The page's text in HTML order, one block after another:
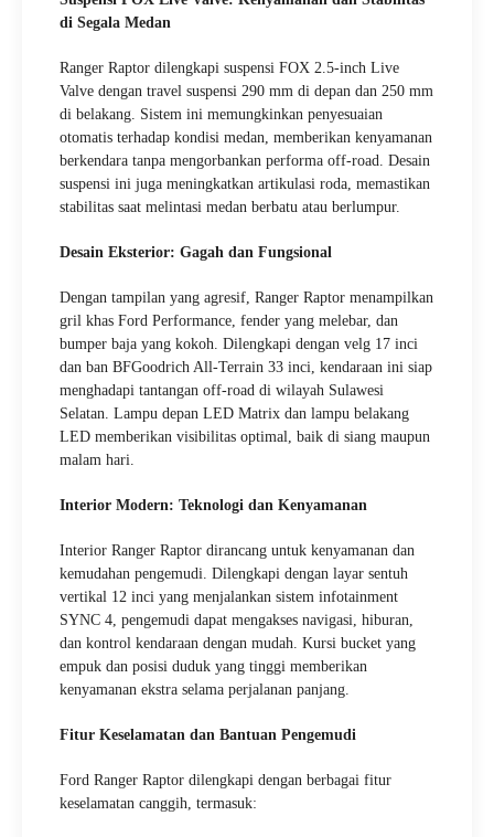
di Segala Medan
Ranger Raptor dilengkapi suspensi FOX 2.5-inch Live
Valve dengan travel suspensi 290 mm di depan dan 250 mm
di belakang. Sistem ini memungkinkan penyesuaian
otomatis terhadap kondisi medan, memberikan kenyamanan
berkendara tanpa mengorbankan performa off-road. Desain
suspensi ini juga meningkatkan artikulasi roda, memastikan
stabilitas saat melintasi medan berbatu atau berlumpur.
Desain Eksterior: Gagah dan Fungsional
Dengan tampilan yang agresif, Ranger Raptor menampilkan
gril khas Ford Performance, fender yang melebar, dan
bumper baja yang kokoh. Dilengkapi dengan velg 17 inci
dan ban BFGoodrich All-Terrain 33 inci, kendaraan ini siap
menghadapi tantangan off-road di wilayah Sulawesi
Selatan. Lampu depan LED Matrix dan lampu belakang
LED memberikan visibilitas optimal, baik di siang maupun
malam hari.
Interior Modern: Teknologi dan Kenyamanan
Interior Ranger Raptor dirancang untuk kenyamanan dan
kemudahan pengemudi. Dilengkapi dengan layar sentuh
vertikal 12 inci yang menjalankan sistem infotainment
SYNC 4, pengemudi dapat mengakses navigasi, hiburan,
dan kontrol kendaraan dengan mudah. Kursi bucket yang
empuk dan posisi duduk yang tinggi memberikan
kenyamanan ekstra selama perjalanan panjang.
Fitur Keselamatan dan Bantuan Pengemudi
Ford Ranger Raptor dilengkapi dengan berbagai fitur
keselamatan canggih, termasuk: